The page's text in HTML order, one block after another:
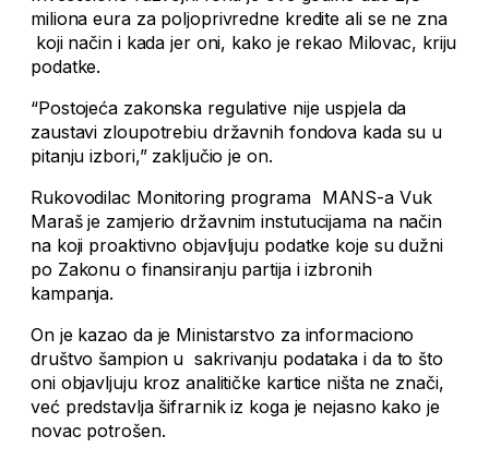
miliona eura za poljoprivredne kredite ali se ne zna
koji način i kada jer oni, kako je rekao Milovac, kriju
podatke.
“Postojeća zakonska regulative nije uspjela da
zaustavi zloupotrebiu državnih fondova kada su u
pitanju izbori,” zaključio je on.
Rukovodilac Monitoring programa MANS-a Vuk
Maraš je zamjerio državnim instutucijama na način
na koji proaktivno objavljuju podatke koje su dužni
po Zakonu o finansiranju partija i izbronih
kampanja.
On je kazao da je Ministarstvo za informaciono
društvo šampion u sakrivanju podataka i da to što
oni objavljuju kroz analitičke kartice ništa ne znači,
već predstavlja šifrarnik iz koga je nejasno kako je
novac potrošen.